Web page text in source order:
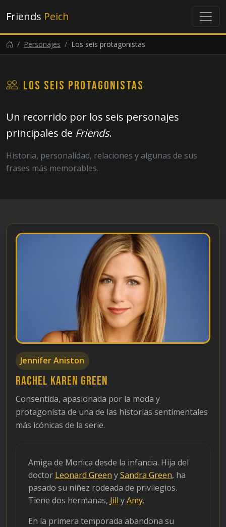
Friends Peich
Personajes Los seis protagonistas
Los seis protagonistas
Un recorrido por los seis personajes
principales de Friends.
Historia, personalidad, relaciones y algunas de sus
frases más memorables.
Jennifer Aniston
Rachel Karen Green
Consentida, apasionada por la moda y
protagonista de una de las historias sentimentales
más icónicas de la serie.
Amiga de Monica desde la infancia. Hija del
doctor Leonard Green ySandra Green, ha
pasado su niñez rodeada de privilegios.
Tiene dos hermanas, Jill yAmy.
En la primera temporada abandona su